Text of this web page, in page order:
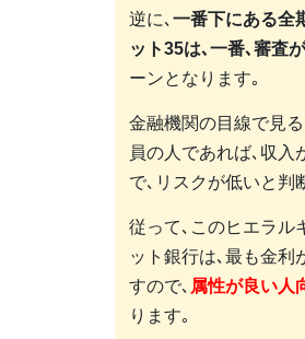
逆に､ 一番下にある全
ット35は､一番､審査
ーンとなります｡
金融機関の目線で見
員の人であれば､収入
で､リスクが低いと判
従って､このヒエラル
ット銀行は､最も金利
すので､ 属性が良い人
ります｡